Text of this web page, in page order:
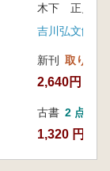
吉川弘文館
新刊 取り寄せ
2,640円
古書 2 点
1,320 円~